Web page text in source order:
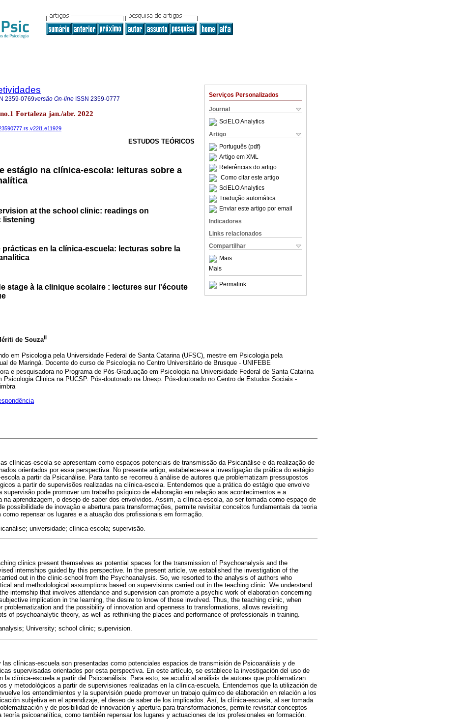
Serviços Personalizados
Journal
SciELO Analytics
Artigo
Português (pdf)
Artigo em XML
Referências do artigo
Como citar este artigo
SciELO Analytics
Tradução automática
Enviar este artigo por email
Indicadores
Links relacionados
Compartilhar
Mais
Mais
Permalink
2359-0769versão On-line ISSN 2359-0777
Fortaleza jan./abr. 2022
ESTUDOS TEÓRICOS
estágio na clínica-escola: leituras sobre a
at the school clinic: readings on
listening
en la clínica-escuela: lecturas sobre la
stage à la clinique scolaire : lectures sur l'écoute
de SouzaII
em Psicologia pela Universidade Federal de Santa Catarina (UFSC), mestre em Psicologia pela
de Maringá. Docente do curso de Psicologia no Centro Universitário de Brusque - UNIFEBE
e pesquisadora no Programa de Pós-Graduação em Psicologia na Universidade Federal de Santa Catarina
Psicologia Clinica na PUCSP. Pós-doutorado na Unesp. Pós-doutorado no Centro de Estudos Sociais -
clínicas-escola se apresentam como espaços potenciais de transmissão da Psicanálise e da realização de
orientados por essa perspectiva. No presente artigo, estabelece-se a investigação da prática do estágio
a partir da Psicanálise. Para tanto se recorreu à análise de autores que problematizam pressupostos
a partir de supervisões realizadas na clínica-escola. Entendemos que a prática do estágio que envolve
supervisão pode promover um trabalho psíquico de elaboração em relação aos acontecimentos e a
na aprendizagem, o desejo de saber dos envolvidos. Assim, a clínica-escola, ao ser tomada como espaço de
possibilidade de inovação e abertura para transformações, permite revisitar conceitos fundamentais da teoria
repensar os lugares e a atuação dos profissionais em formação.
universidade; clínica-escola; supervisão.
clinics present themselves as potential spaces for the transmission of Psychoanalysis and the
internships guided by this perspective. In the present article, we established the investigation of the
out in the clinic-school from the Psychoanalysis. So, we resorted to the analysis of authors who
and methodological assumptions based on supervisions carried out in the teaching clinic. We understand
internship that involves attendance and supervision can promote a psychic work of elaboration concerning
implication in the learning, the desire to know of those involved. Thus, the teaching clinic, when
problematization and the possibility of innovation and openness to transformations, allows revisiting
of psychoanalytic theory, as well as rethinking the places and performance of professionals in training.
University; school clinic; supervision.
las clínicas-escuela son presentadas como potenciales espacios de transmisión de Psicoanálisis y de
supervisadas orientados por esta perspectiva. En este artículo, se establece la investigación del uso de
la clínica-escuela a partir del Psicoanálisis. Para esto, se acudió al análisis de autores que problematizan
y metodológicos a partir de supervisiones realizadas en la clínica-escuela. Entendemos que la utilización de
los entendimientos y la supervisión puede promover un trabajo químico de elaboración en relación a los
subjetiva en el aprendizaje, el deseo de saber de los implicados. Así, la clínica-escuela, al ser tomada
y de posibilidad de innovación y apertura para transformaciones, permite revisitar conceptos
teoría psicoanalítica, como también repensar los lugares y actuaciones de los profesionales en formación.